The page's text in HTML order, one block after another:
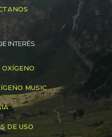
INTERÉS
MUSIC
DE USO